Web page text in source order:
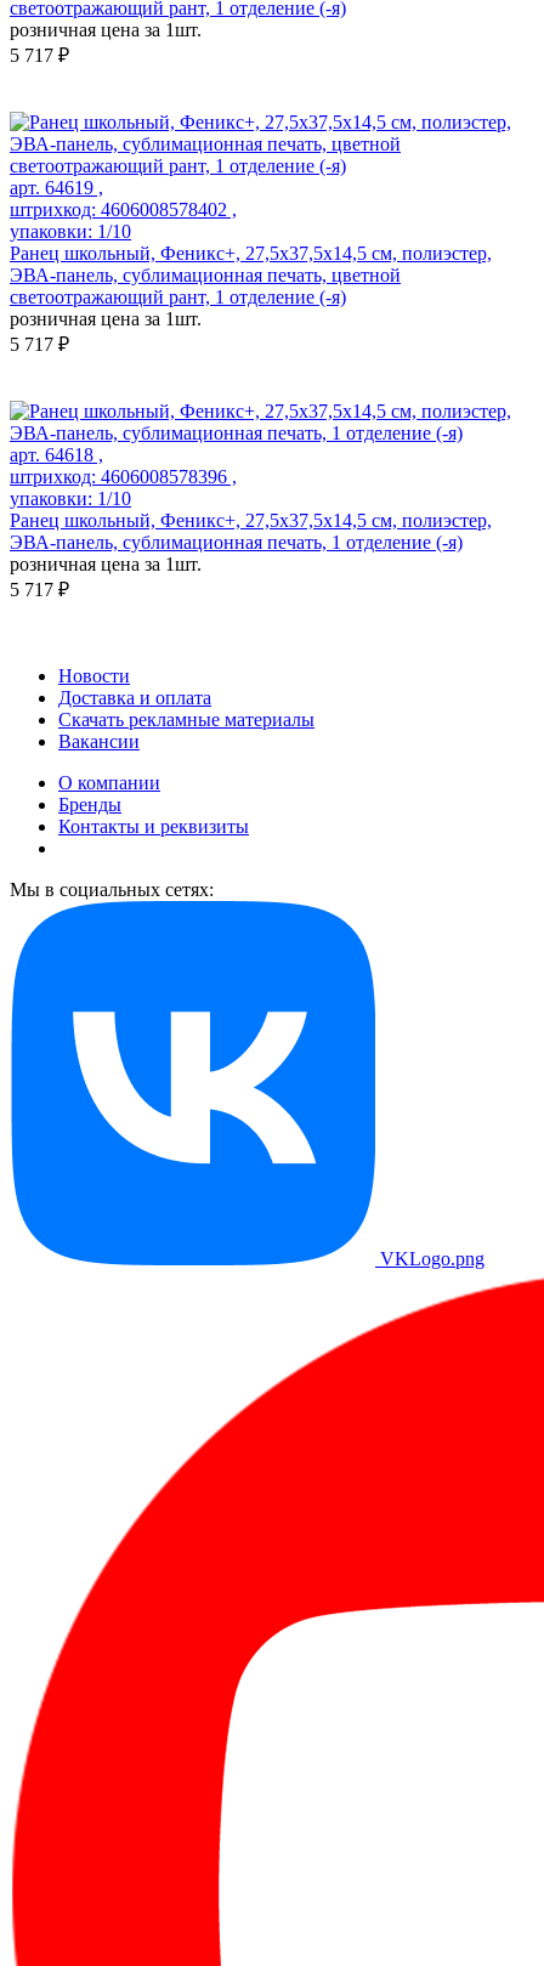
светоотражающий рант, 1 отделение (-я)
розничная цена за 1шт.
5 717 ₽
арт. 64619 ,
штрихкод: 4606008578402 ,
упаковки: 1/10
Ранец школьный, Феникс+, 27,5x37,5x14,5 см, полиэстер,
ЭВА-панель, сублимационная печать, цветной
светоотражающий рант, 1 отделение (-я)
розничная цена за 1шт.
5 717 ₽
арт. 64618 ,
штрихкод: 4606008578396 ,
упаковки: 1/10
Ранец школьный, Феникс+, 27,5x37,5x14,5 см, полиэстер,
ЭВА-панель, сублимационная печать, 1 отделение (-я)
розничная цена за 1шт.
5 717 ₽
Новости
Доставка и оплата
Скачать рекламные материалы
Вакансии
О компании
Бренды
Контакты и реквизиты
Мы в социальных сетях:
VKLogo.png